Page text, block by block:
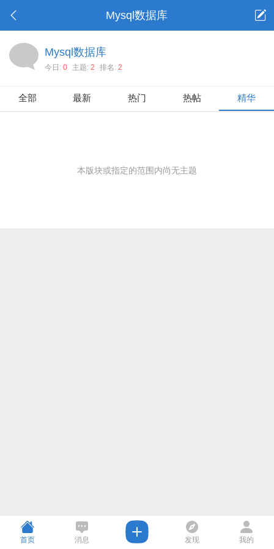
Mysql数据库
Mysql数据库
今日: 0 主题: 2 排名: 2
全部 最新 热门 热帖 精华
本版块或指定的范围内尚无主题
首页 消息 发现 我的